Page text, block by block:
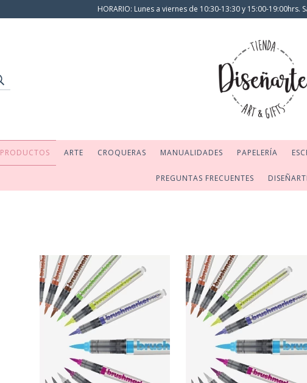
HORARIO: Lunes a viernes de 10:30-13:30 y 15:00-19:00hrs.
PRODUCTOS ARTE CROQUERAS MANUALIDADES PAPELERÍA
PREGUNTAS FRECUENTES